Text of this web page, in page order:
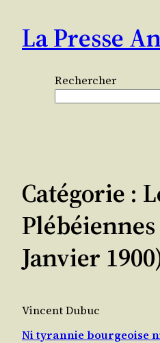
contenu
La Presse
Rechercher
Catégorie :
Plébéiennes
Janvier
Vincent Dubuc
Ni tyrannie bourgeoise